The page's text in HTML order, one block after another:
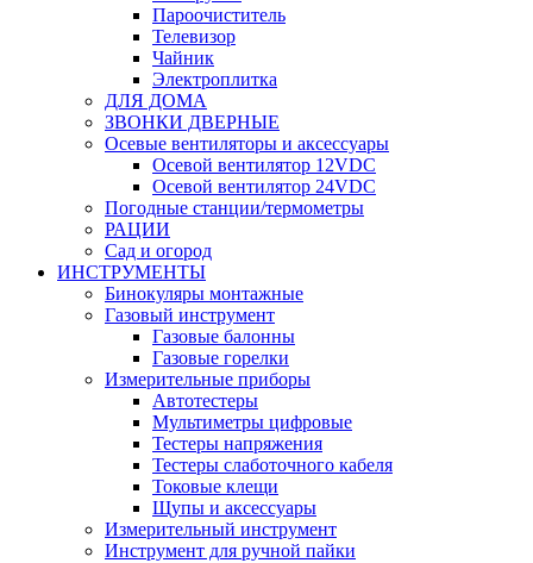
Пароочиститель
Телевизор
Чайник
Электроплитка
ДЛЯ ДОМА
ЗВОНКИ ДВЕРНЫЕ
Осевые вентиляторы и аксессуары
Осевой вентилятор 12VDC
Осевой вентилятор 24VDC
Погодные станции/термометры
РАЦИИ
Сад и огород
ИНСТРУМЕНТЫ
Бинокуляры монтажные
Газовый инструмент
Газовые балонны
Газовые горелки
Измерительные приборы
Автотестеры
Мультиметры цифровые
Тестеры напряжения
Тестеры слаботочного кабеля
Токовые клещи
Щупы и аксессуары
Измерительный инструмент
Инструмент для ручной пайки